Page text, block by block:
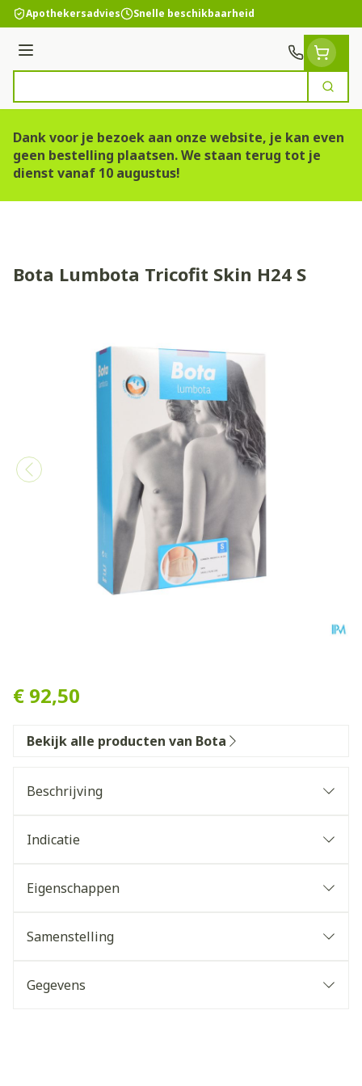
Ga naar de inhoud
Apothekersadvies Snelle beschikbaarheid
Menu
Zoek
Dank voor je bezoek aan onze website, je kan even
geen bestelling plaatsen. We staan terug tot je
dienst vanaf 10 augustus!
Bota Lumbota Tricofit Skin H24 S
€ 92,50
Bekijk alle producten van Bota
Beschrijving
Indicatie
Eigenschappen
Samenstelling
Gegevens